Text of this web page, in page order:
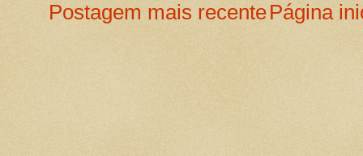
Postagem mais recentePágina